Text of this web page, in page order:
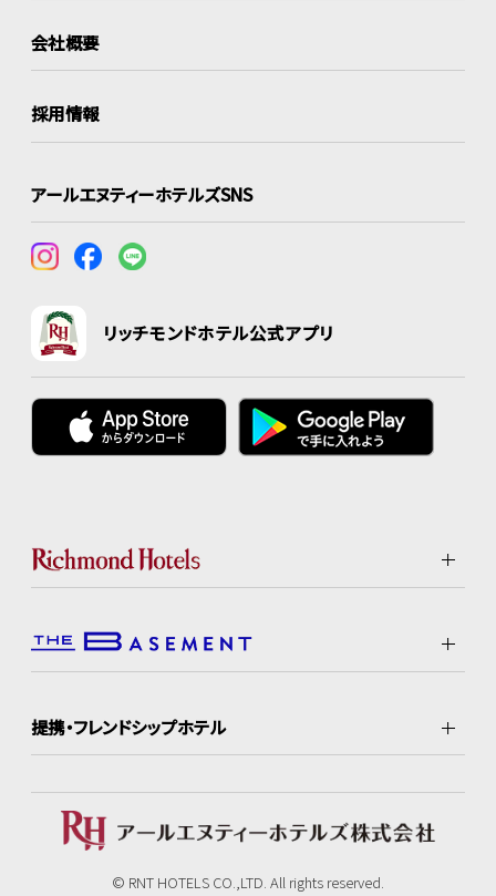
会社概要
採用情報
アールエヌティーホテルズSNS
リッチモンドホテル公式アプリ
提携・フレンドシップホテル
© RNT HOTELS CO.,LTD. All rights reserved.